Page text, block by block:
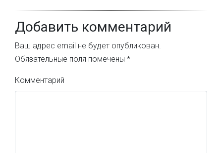
Добавить комментарий
Ваш адрес email не будет опубликован.
Обязательные поля помечены *
Комментарий